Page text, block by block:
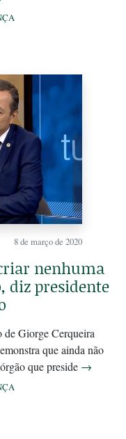
8 de março de 2020
nenhuma
diz presidente
Giorge Cerqueira
que ainda não
que preside →